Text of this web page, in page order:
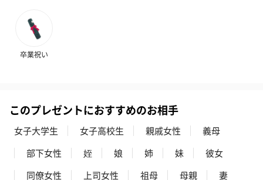
ゼリーバウム カット
スキンケアグッズ
スキンケアグッズを同梱してお届けします。
卒業祝い
このプレゼントにおすすめのお相手
女子大学生 女子高校生 親戚女性
義母
部下女性
姪 娘 姉 妹
彼女
同僚女性
上司女性 祖母 母親
妻